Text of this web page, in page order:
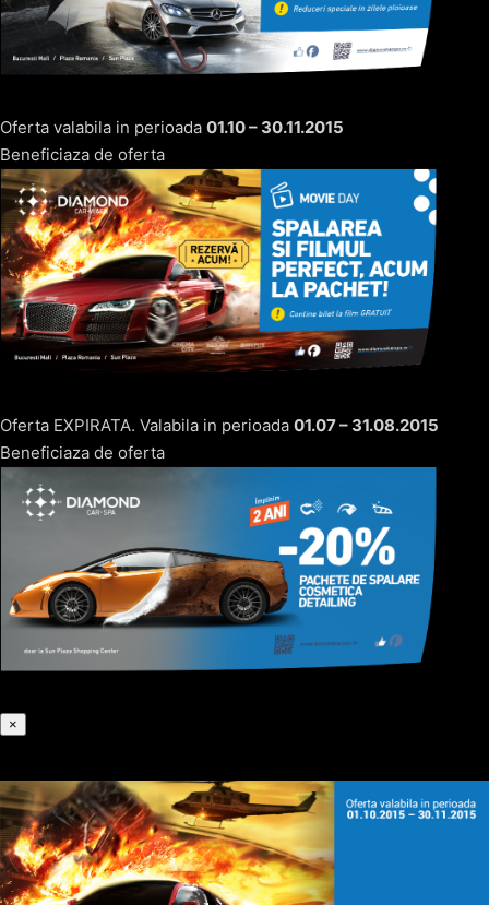
Oferta valabila in perioada 01.10 – 30.11.2015
Beneficiaza de oferta
Oferta EXPIRATA. Valabila in perioada 01.07 – 31.08.2015
Beneficiaza de oferta
×